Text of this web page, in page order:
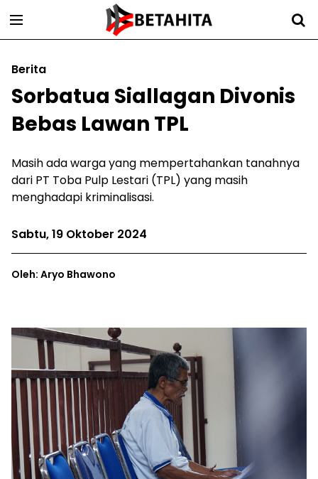
Berita
Sorbatua Siallagan Divonis
Bebas Lawan TPL
Masih ada warga yang mempertahankan tanahnya
dari PT Toba Pulp Lestari (TPL) yang masih
menghadapi kriminalisasi.
Sabtu, 19 Oktober 2024
Oleh: Aryo Bhawono